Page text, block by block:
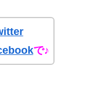
で♪